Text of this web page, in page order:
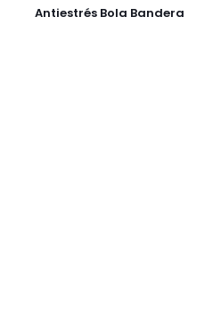
Antiestrés Bola Bandera